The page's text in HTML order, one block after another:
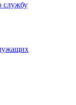
службу